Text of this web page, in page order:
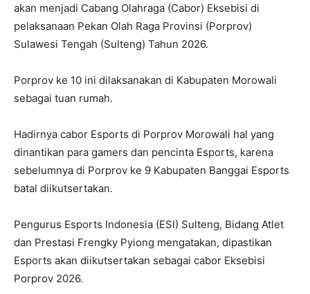
akan menjadi Cabang Olahraga (Cabor) Eksebisi di
pelaksanaan Pekan Olah Raga Provinsi (Porprov)
Sulawesi Tengah (Sulteng) Tahun 2026.
Porprov ke 10 ini dilaksanakan di Kabupaten Morowali
sebagai tuan rumah.
Hadirnya cabor Esports di Porprov Morowali hal yang
dinantikan para gamers dan pencinta Esports, karena
sebelumnya di Porprov ke 9 Kabupaten Banggai Esports
batal diikutsertakan.
Pengurus Esports Indonesia (ESI) Sulteng, Bidang Atlet
dan Prestasi Frengky Pyiong mengatakan, dipastikan
Esports akan diikutsertakan sebagai cabor Eksebisi
Porprov 2026.